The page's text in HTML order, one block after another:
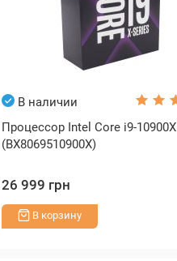
В наличии
Процессор Intel Core i9-10900X
(BX8069510900X)
26 999 грн
В корзину